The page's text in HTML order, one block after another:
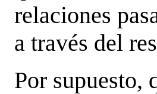
relaciones
a través del
Por supuesto,